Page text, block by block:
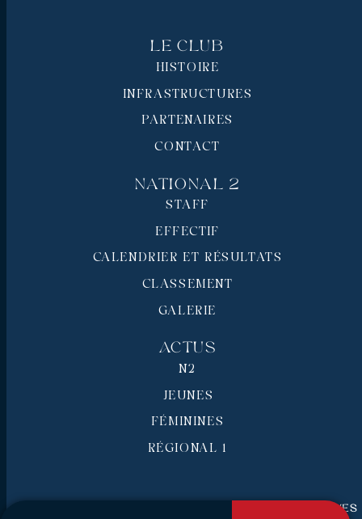
Le Club
HISTOIRE
INFRASTRUCTURES
PARTENAIRES
CONTACT
National 2
STAFF
EFFECTIF
CALENDRIER ET RÉSULTATS
CLASSEMENT
GALERIE
Actus
N2
JEUNES
FÉMININES
RÉGIONAL 1
RC Pays de Grasse © 2026 - Tous droits réservés